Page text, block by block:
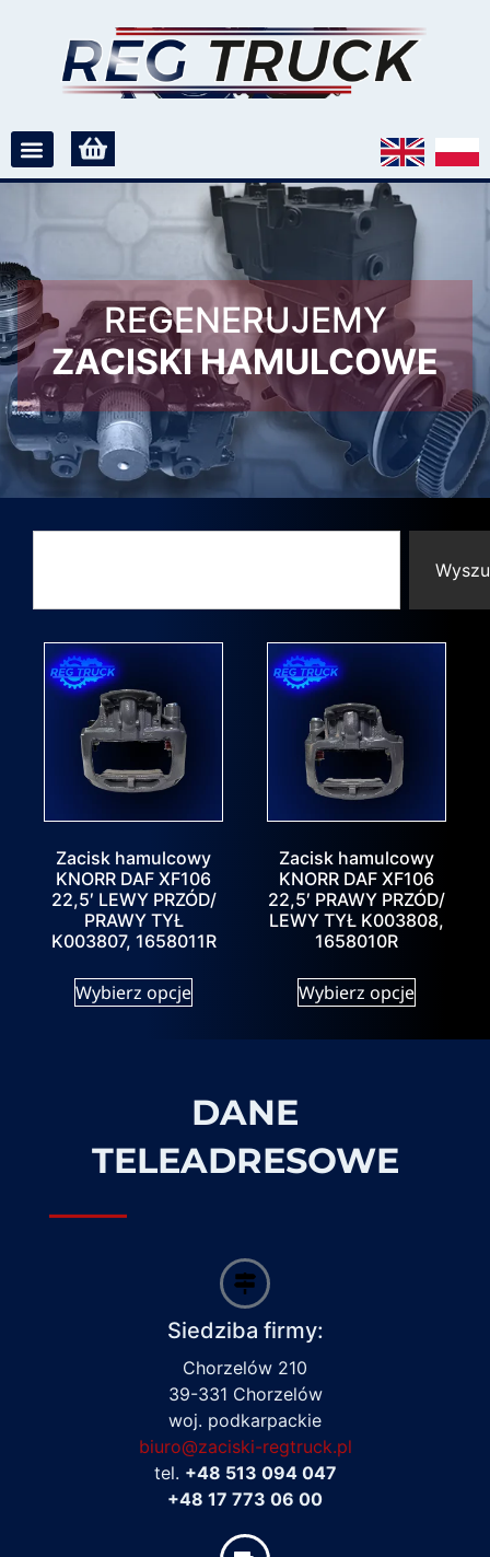
REGENERUJEMY
ZACISKI HAMULCOWE
Zacisk hamulcowy
KNORR DAF XF106
22,5′ LEWY PRZÓD/
PRAWY TYŁ
K003807, 1658011R
Wybierz opcje
Zacisk hamulcowy
KNORR DAF XF106
22,5′ PRAWY PRZÓD/
LEWY TYŁ K003808,
1658010R
Wybierz opcje
DANE
TELEADRESOWE
Siedziba firmy:
Chorzelów 210
39-331 Chorzelów
woj. podkarpackie
biuro@zaciski-regtruck.pl
tel. +48 513 094 047
+48 17 773 06 00